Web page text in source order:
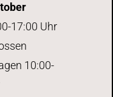
17:00 Uhr
10:00-